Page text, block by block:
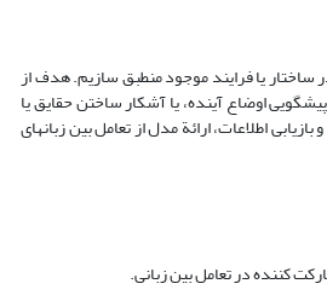
ساختار یا فرایند موجود منطبق سازیم. هدف از
اوضاع آینده، یا آشکار ساختن حقایق یا
در نظام ذخیره و بازیابی اطلاعات، ارائة مدل از تعامل بین زبانهای
کننده در تعامل بین زبانی.